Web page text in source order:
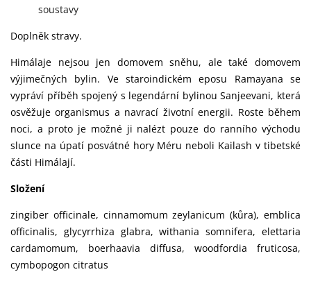
soustavy
Doplněk stravy.
Himálaje nejsou jen domovem sněhu, ale také domovem
výjimečných bylin. Ve staroindickém eposu Ramayana se
vypráví příběh spojený s legendární bylinou Sanjeevani, která
osvěžuje organismus a navrací životní energii. Roste během
noci, a proto je možné ji nalézt pouze do ranního východu
slunce na úpatí posvátné hory Méru neboli Kailash v tibetské
části Himálají.
Složení
zingiber officinale, cinnamomum zeylanicum (kůra), emblica
officinalis, glycyrrhiza glabra, withania somnifera, elettaria
cardamomum, boerhaavia diffusa, woodfordia fruticosa,
cymbopogon citratus